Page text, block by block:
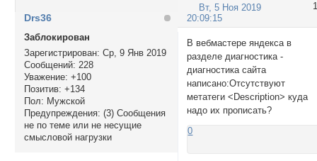
1
Вт, 5 Ноя 2019
20:09:15
Drs36
Заблокирован
Зарегистрирован: Ср, 9 Янв 2019
Сообщений: 228
Уважение: +100
Позитив: +134
Пол: Мужской
Предупреждения: (3) Сообщения
не по теме или не несущие
смысловой нагрузки
В вебмастере яндекса в
разделе диагностика -
диагностика сайта
написано:Отсутствуют
метатеги <Description> куда
надо их прописать?
0